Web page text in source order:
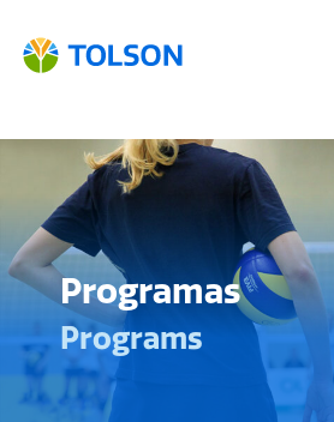
Programas
Programs